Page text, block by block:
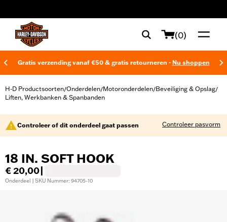
(0)
Gratis verzending vanaf €50 & gratis retourneren - Nu shoppen
H-D Productsoorten/Onderdelen/Motoronderdelen/Beveiliging & Opslag/
Liften, Werkbanken & Spanbanden
Controleer of dit onderdeel gaat passen Controleer pasvorm
18 IN. SOFT HOOK
€ 20,00
Onderdeel | SKU Nummer: 94705-10